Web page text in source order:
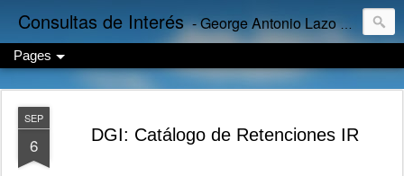
Consultas de Interés - George Antonio Lazo Sánchez
Pages
SEP
6 DGI: Catálogo de Retenciones IR